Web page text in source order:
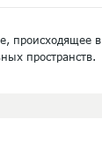
происходящее в
пространств.